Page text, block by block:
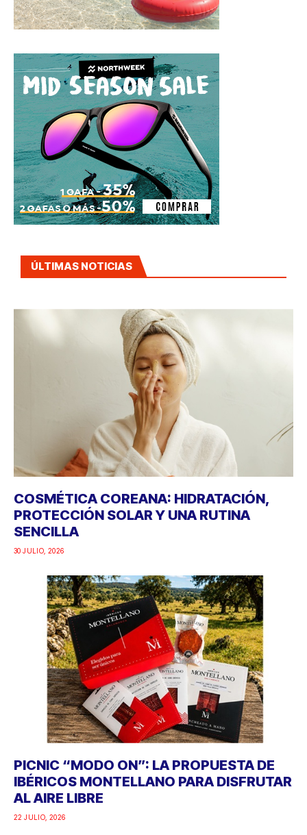
ÚLTIMAS NOTICIAS
COSMÉTICA COREANA: HIDRATACIÓN,
PROTECCIÓN SOLAR Y UNA RUTINA
SENCILLA
30 JULIO, 2026
PICNIC “MODO ON”: LA PROPUESTA DE
IBÉRICOS MONTELLANO PARA DISFRUTAR
AL AIRE LIBRE
22 JULIO, 2026